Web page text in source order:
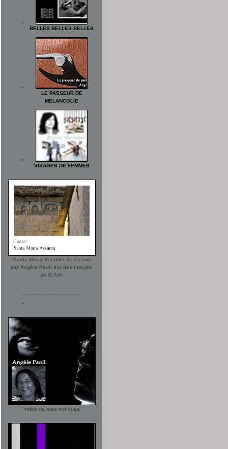
BELLES BELLES BELLES
LE PASSEUR DE
MELANCOLIE
VISAGES DE FEMMES
-Santa Maria Assunta de Canari-
par Angèle Paoli sur des images
de G.Adc
Index de mes topiques